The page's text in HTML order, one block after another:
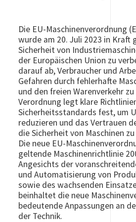
Die EU-Maschinenverordnung
wurde am 20. Juli 2023 in Kraft
Sicherheit von
der Europäischen Union zu
darauf ab, Verbraucher und
Gefahren durch fehlerhafte
und den freien Warenverkehr
Verordnung legt klare
Sicherheitsstandards fest, um
reduzieren und das Vertrauen
die Sicherheit von Maschinen
Die neue EU-
geltende Maschinenrichtlinie
Angesichts der
und Automatisierung von
sowie des wachsenden
beinhaltet die neue
bedeutende Anpassungen an
der Technik.